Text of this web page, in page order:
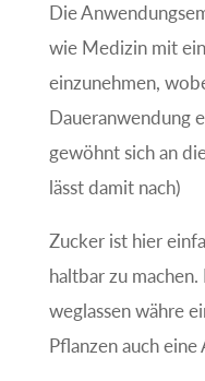
Die
wie Medizin mit
einzunehmen,
Daueranwendung
gewöhnt sich an
lässt damit nach)
Zucker ist hier
haltbar zu
weglassen währe
Pflanzen auch